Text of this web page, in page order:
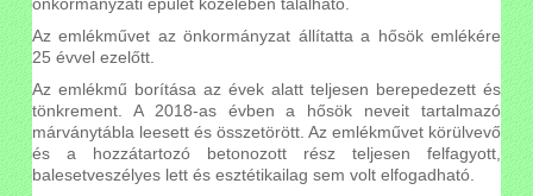
Az emlékművet az önkormányzat állítatta a hősök emlékére
25 évvel ezelőtt.
Az emlékmű borítása az évek alatt teljesen berepedezett és
tönkrement. A 2018-as évben a hősök neveit tartalmazó
márványtábla leesett és összetörött. Az emlékművet körülvevő
és a hozzátartozó betonozott rész teljesen felfagyott,
balesetveszélyes lett és esztétikailag sem volt elfogadható.